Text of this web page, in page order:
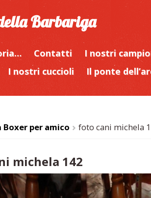
Barbariga
Contatti I nostri
I nostri cuccioli Il ponte
Boxer per amico
>
foto cani michela
michela 142